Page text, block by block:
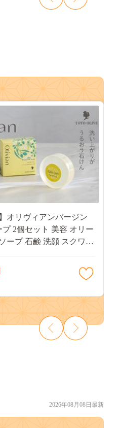
オリヴィアンバージン
プ 2個セット 美容 オリー
ープ 石鹸 洗顔 スクワラ
すべ しっとり 香川 香川
町
2026年08月08日最新